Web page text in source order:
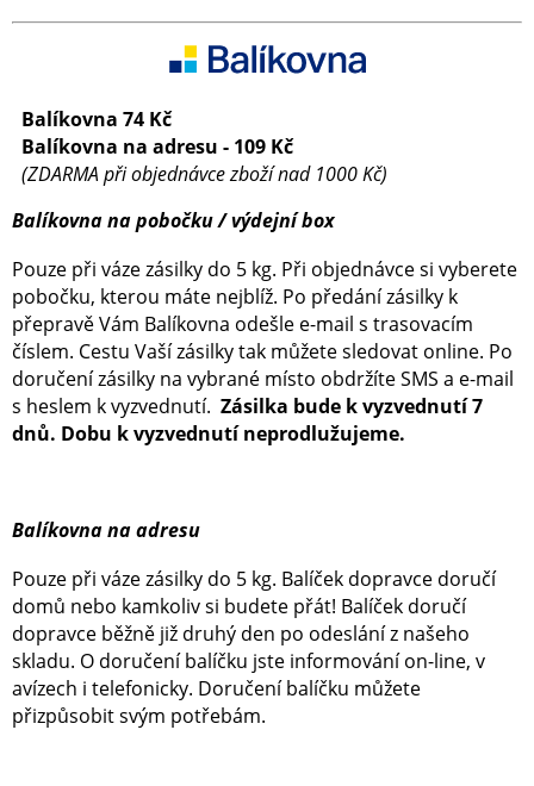
Balíkovna 74 Kč
Balíkovna na adresu - 109 Kč
(ZDARMA při objednávce zboží nad 1000 Kč)
Balíkovna na pobočku / výdejní box
Pouze při váze zásilky do 5 kg. Při objednávce si vyberete
pobočku, kterou máte nejblíž. Po předání zásilky k
přepravě Vám Balíkovna odešle e-mail s trasovacím
číslem. Cestu Vaší zásilky tak můžete sledovat online. Po
doručení zásilky na vybrané místo obdržíte SMS a e-mail
s heslem k vyzvednutí. Zásilka bude k vyzvednutí 7
dnů. Dobu k vyzvednutí neprodlužujeme.
Balíkovna na adresu
Pouze při váze zásilky do 5 kg. Balíček dopravce doručí
domů nebo kamkoliv si budete přát! Balíček doručí
dopravce běžně již druhý den po odeslání z našeho
skladu. O doručení balíčku jste informování on-line, v
avízech i telefonicky. Doručení balíčku můžete
přizpůsobit svým potřebám.